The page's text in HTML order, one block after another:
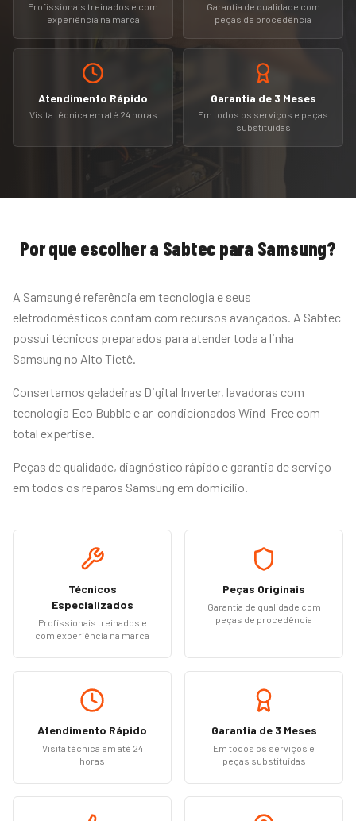
Profissionais treinados e com
experiência na marca
Garantia de qualidade com
peças de procedência
Atendimento Rápido
Visita técnica em até 24 horas
Garantia de 3 Meses
Em todos os serviços e peças
substituídas
Por que escolher a Sabtec para Samsung?
A Samsung é referência em tecnologia e seus
eletrodomésticos contam com recursos avançados. A Sabtec
possui técnicos preparados para atender toda a linha
Samsung no Alto Tietê.
Consertamos geladeiras Digital Inverter, lavadoras com
tecnologia Eco Bubble e ar-condicionados Wind-Free com
total expertise.
Peças de qualidade, diagnóstico rápido e garantia de serviço
em todos os reparos Samsung em domicílio.
Técnicos
Especializados
Profissionais treinados e
com experiência na marca
Peças Originais
Garantia de qualidade com
peças de procedência
Atendimento Rápido
Visita técnica em até 24
horas
Garantia de 3 Meses
Em todos os serviços e
peças substituídas